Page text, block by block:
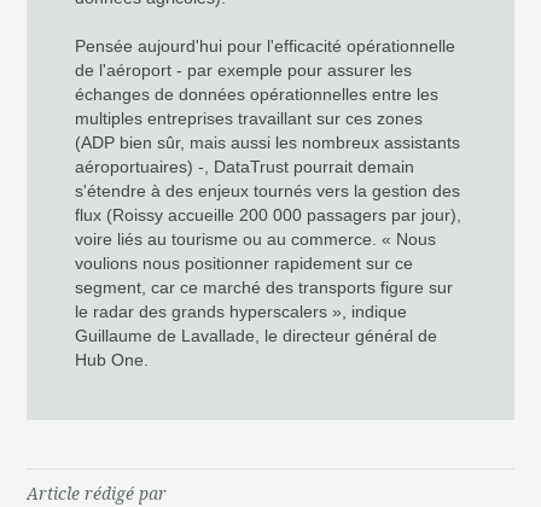
Pensée aujourd'hui pour l'efficacité opérationnelle
de l'aéroport - par exemple pour assurer les
échanges de données opérationnelles entre les
multiples entreprises travaillant sur ces zones
(ADP bien sûr, mais aussi les nombreux assistants
aéroportuaires) -, DataTrust pourrait demain
s'étendre à des enjeux tournés vers la gestion des
flux (Roissy accueille 200 000 passagers par jour),
voire liés au tourisme ou au commerce. « Nous
voulions nous positionner rapidement sur ce
segment, car ce marché des transports figure sur
le radar des grands hyperscalers », indique
Guillaume de Lavallade, le directeur général de
Hub One.
Article rédigé par